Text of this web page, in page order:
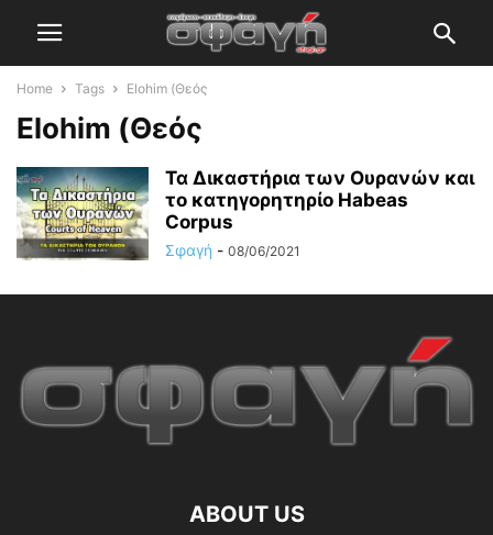
Home Tags Elohim (Θεός
Elohim (Θεός
Τα Δικαστήρια των Ουρανών και
το κατηγορητηρίο Habeas
Corpus
Σφαγή - 08/06/2021
ABOUT US